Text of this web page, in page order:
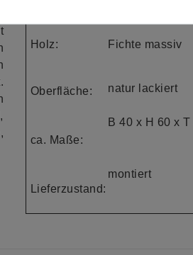
Holz: Fichte massiv
Oberfläche: natur lackiert
ca. Maße:
B 40 x H 60 x T
Lieferzustand:
montiert